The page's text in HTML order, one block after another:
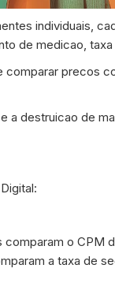
individuais,
de medicao,
comparar precos
a destruicao de
o CPM
a taxa de